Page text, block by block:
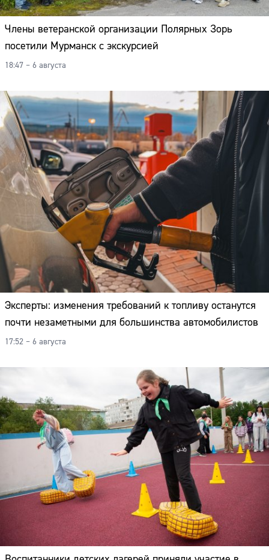
Члены ветеранской организации Полярных Зорь
посетили Мурманск с экскурсией
18:47 – 6 августа
Эксперты: изменения требований к топливу останутся
почти незаметными для большинства автомобилистов
17:52 – 6 августа